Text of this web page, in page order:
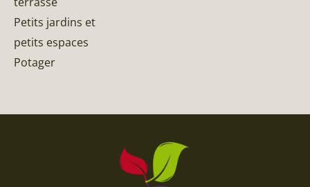
Petits jardins et
petits espaces
Potager